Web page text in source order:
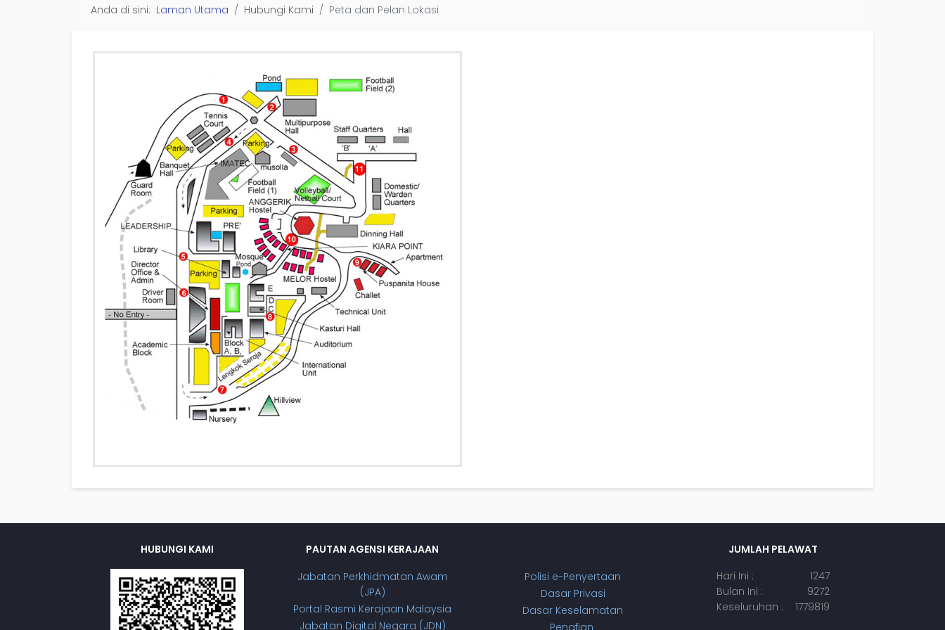
Anda di sini: Laman Utama Hubungi Kami Peta dan Pelan Lokasi
HUBUNGI KAMI
PAUTAN AGENSI KERAJAAN
Jabatan Perkhidmatan Awam
(JPA)
Portal Rasmi Kerajaan Malaysia
Jabatan Digital Negara (JDN)
Polisi e-Penyertaan
Dasar Privasi
Dasar Keselamatan
Penafian
JUMLAH PELAWAT
Hari Ini :
1247
Bulan Ini :
9272
Keseluruhan :
1779819